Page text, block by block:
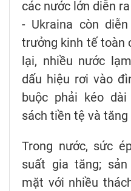
các nước lớn diễn
- Ukraina còn
trưởng kinh tế toàn
lại, nhiều nước
dấu hiệu rơi vào
buộc phải kéo
sách tiền tệ và
Trong nước, sức
suất gia tăng;
mặt với nhiều